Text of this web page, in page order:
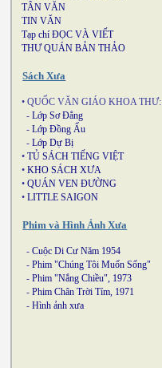
TÂN VĂN
TIN VĂN
Tạp chí ĐỌC VÀ VIẾT
THƯ QUÁN BẢN THẢO
Sách Xưa
• QUỐC VĂN GIÁO KHOA THƯ:
- Lớp Sơ Đẳng
- Lớp Đồng Ấu
- Lớp Dự Bị
• TỦ SÁCH TIẾNG VIỆT
• KHO SÁCH XƯA
• QUÁN VEN ĐƯỜNG
• LITTLE SAIGON
Phim và Hình Ảnh Xưa
- Cuộc Di Cư Năm 1954
- Phim "Chúng Tôi Muốn Sống"
- Phim "Nắng Chiều", 1973
- Phim Chân Trời Tím, 1971
- Hình ảnh xưa